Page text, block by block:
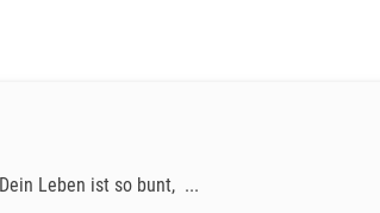
Dein Leben ist so bunt, ...